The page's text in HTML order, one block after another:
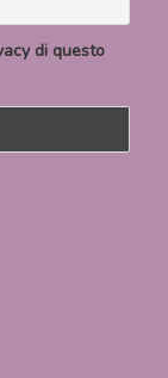
di questo